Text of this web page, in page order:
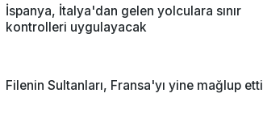
İspanya, İtalya'dan gelen yolculara sınır
kontrolleri uygulayacak
Filenin Sultanları, Fransa'yı yine mağlup etti